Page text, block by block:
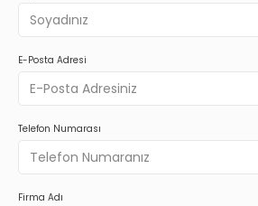
E-Posta Adresi
Telefon Numarası
Firma Adı